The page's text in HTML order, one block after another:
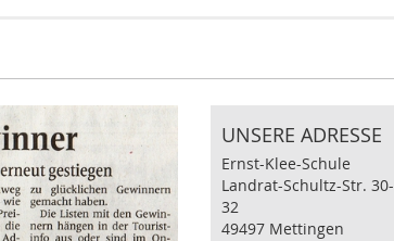
UNSERE ADRESSE
Ernst-Klee-Schule
Landrat-Schultz-Str. 30-
32
49497 Mettingen